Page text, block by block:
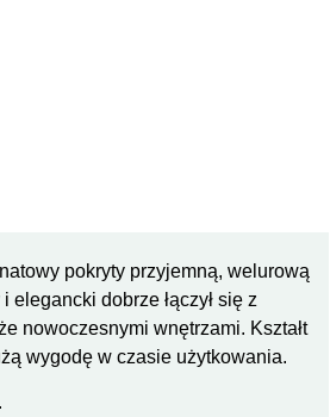
pokryty przyjemną, welurową
elegancki dobrze łączył się z
nowoczesnymi wnętrzami. Kształt
wygodę w czasie użytkowania.